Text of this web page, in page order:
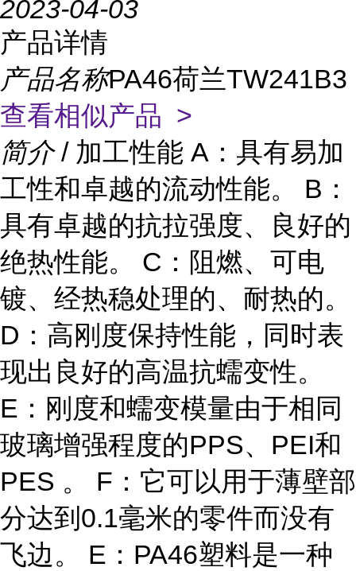
2023-04-03
产品详情
产品名称PA46荷兰TW241B3
查看相似产品 >
简介 / 加工性能 A：具有易加
工性和卓越的流动性能。 B：
具有卓越的抗拉强度、良好的
绝热性能。 C：阻燃、可电
镀、经热稳处理的、耐热的。
D：高刚度保持性能，同时表
现出良好的高温抗蠕变性。
E：刚度和蠕变模量由于相同
玻璃增强程度的PPS、PEI和
PES 。 F：它可以用于薄壁部
分达到0.1毫米的零件而没有
飞边。 E：PA46塑料是一种